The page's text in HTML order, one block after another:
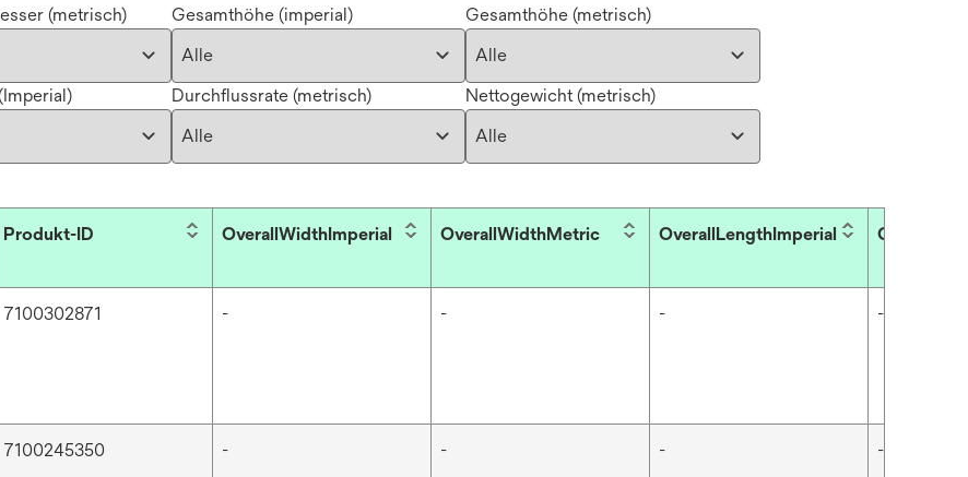
(metrisch) Gesamthöhe (imperial) Gesamthöhe (metrisch)
Durchflussrate (metrisch) Nettogewicht (metrisch)
Produkt-ID OverallWidthImperial OverallWidthMetric OverallLengthImperial
7100302871 - - - -
7100245350 - - - -